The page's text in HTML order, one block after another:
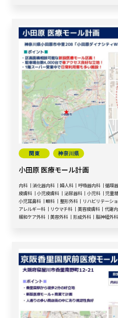
関東 神奈川県
小田原 医療モール計画
内科 消化器内科 婦人科 呼吸器内科 循環
皮膚科
小児皮膚科 泌尿器科 小児科 児童
小児耳鼻科
眼科 整形外科 リハビリテーシ
アレルギー科
リウマチ科 美容皮膚科 代謝
緩和ケア外科
美容外科 形成外科 脳神経外科